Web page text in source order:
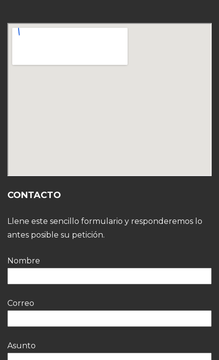
CONTACTO
Llene este sencillo formulario y responderemos lo
antes posible su petición.
Nombre
Correo
Asunto